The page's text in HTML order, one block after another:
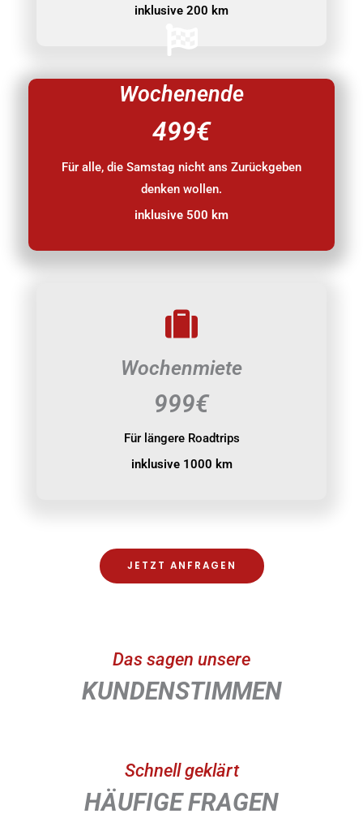
inklusive 200 km
Wochenende
499€
Für alle, die Samstag nicht ans Zurückgeben
denken wollen.
inklusive 500 km
Wochenmiete
999€
Für längere Roadtrips
inklusive 1000 km
JETZT ANFRAGEN
Das sagen unsere
KUNDENSTIMMEN
Schnell geklärt
HÄUFIGE FRAGEN